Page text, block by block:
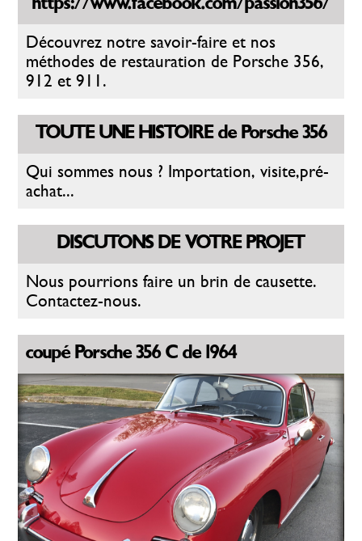
https://www.facebook.com/passion356/
Découvrez notre savoir-faire et nos
méthodes de restauration de Porsche 356,
912 et 911.
TOUTE UNE HISTOIRE de Porsche 356
Qui sommes nous ? Importation, visite,pré-
achat...
DISCUTONS DE VOTRE PROJET
Nous pourrions faire un brin de causette.
Contactez-nous.
coupé Porsche 356 C de 1964